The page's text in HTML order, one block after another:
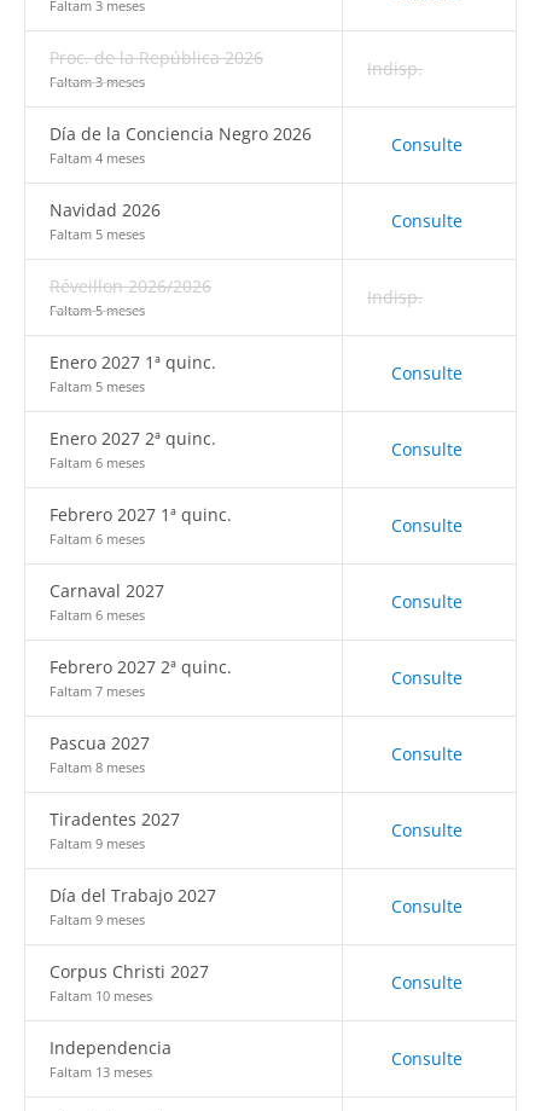
Faltam 3 meses
Proc. de la República 2026
Faltam 3 meses
Indisp.
Día de la Conciencia Negro 2026
Faltam 4 meses
Consulte
Navidad 2026
Faltam 5 meses
Consulte
Réveillon 2026/2026
Faltam 5 meses
Indisp.
Enero 2027 1ª quinc.
Faltam 5 meses
Consulte
Enero 2027 2ª quinc.
Faltam 6 meses
Consulte
Febrero 2027 1ª quinc.
Faltam 6 meses
Consulte
Carnaval 2027
Faltam 6 meses
Consulte
Febrero 2027 2ª quinc.
Faltam 7 meses
Consulte
Pascua 2027
Faltam 8 meses
Consulte
Tiradentes 2027
Faltam 9 meses
Consulte
Día del Trabajo 2027
Faltam 9 meses
Consulte
Corpus Christi 2027
Faltam 10 meses
Consulte
Independencia
Faltam 13 meses
Consulte